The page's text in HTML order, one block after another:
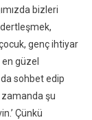
bizleri
dertleşmek,
genç ihtiyar
güzel
sohbet edip
zamanda şu
Çünkü